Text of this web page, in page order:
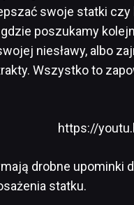
swoje statki
poszukamy
niesławy, albo
Wszystko to
https://
drobne upominki
statku.